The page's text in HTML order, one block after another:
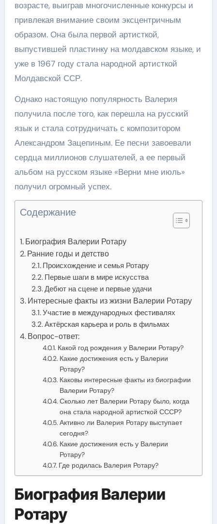
возрасте, выиграв многочисленные конкурсы и
привлекая внимание своим эксцентричным
образом. Она была первой артисткой,
выпустившей пластинку на молдавском языке, и
уже в 1967 году стала народной артисткой
Молдавской ССР.
Однако настоящую популярность Валерия
получила после того, как перешла на русский
язык и стала сотрудничать с композитором
Александром Зацепиным. Ее песни завоевали
сердца миллионов слушателей, а ее первый
альбом на русском языке «Верни мне июль»
получил огромный успех.
Содержание
Биография Валерии Ротару
Ранние годы и детство
Происхождение и семья Ротару
Первые шаги в мире искусства
Дебют на сцене и первые удачи
Интересные факты из жизни Валерии Ротару
Участие в международных фестивалях
Актёрская карьера и роль в фильмах
Вопрос-ответ:
Какой год рождения у Валерии Ротару?
Какие достижения есть у Валерии
Ротару?
Каковы интересные факты из биографии
Валерии Ротару?
Сколько лет Валерии Ротару было, когда
она стала народной артисткой СССР?
Активно ли Валерия Ротару выступает
сегодня?
Какие достижения есть у Валерии
Ротару?
Где родилась Валерия Ротару?
Биография Валерии
Ротару